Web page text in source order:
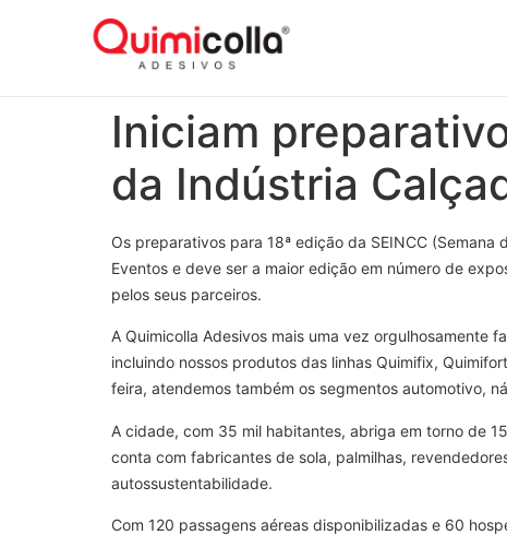
Iniciam
da Indústria
Os preparativos para 18ª edição da SEINCC
Eventos e deve ser a maior edição em número de
pelos seus parceiros.
A Quimicolla Adesivos mais uma vez orgulhosamente
incluindo nossos produtos das linhas Quimifix,
feira, atendemos também os segmentos automotivo,
A cidade, com 35 mil habitantes, abriga em torno de
conta com fabricantes de sola, palmilhas,
autossustentabilidade.
Com 120 passagens aéreas disponibilizadas e 60